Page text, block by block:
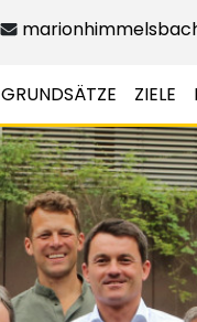
GRUNDSÄTZE ZIELE